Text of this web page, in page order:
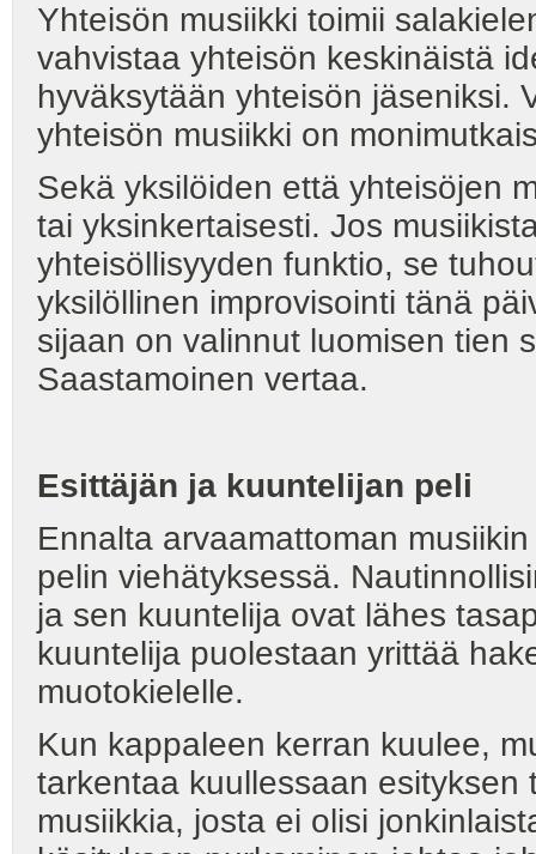
Yhteisön musiikki toimii
vahvistaa yhteisön keskinäistä
hyväksytään yhteisön jäseniksi.
yhteisön musiikki on
Sekä yksilöiden että yhteisöjen
tai yksinkertaisesti. Jos
yhteisöllisyyden funktio, se
yksilöllinen improvisointi tänä
sijaan on valinnut luomisen tien
Saastamoinen vertaa.
Esittäjän ja kuuntelijan peli
Ennalta arvaamattoman
pelin viehätyksessä.
ja sen kuuntelija ovat lähes
kuuntelija puolestaan yrittää
muotokielelle.
Kun kappaleen kerran kuulee,
tarkentaa kuullessaan
musiikkia, josta ei olisi